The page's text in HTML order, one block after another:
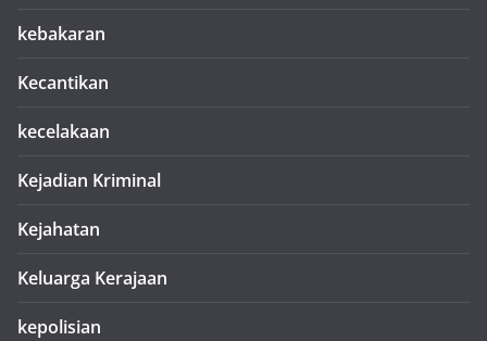
kebakaran
Kecantikan
kecelakaan
Kejadian Kriminal
Kejahatan
Keluarga Kerajaan
kepolisian